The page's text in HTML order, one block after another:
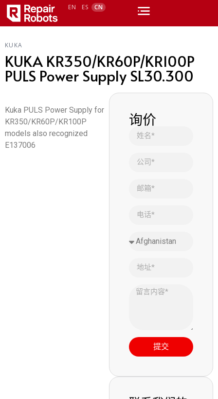
EN ES CN
KUKA
KUKA KR350/KR60P/KR100P
PULS Power Supply SL30.300
Kuka PULS Power Supply for
KR350/KR60P/KR100P
models also recognized
E137006
询价
提交